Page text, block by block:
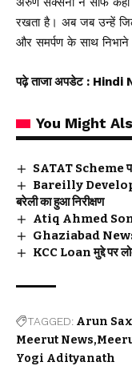
रखता है। अब जब उन्हें जिले
और समर्पण के साथ
पढ़े ताजा अपडेट : Hindi
You Might
SATAT Scheme पर
Bareilly
बरेली का हुआ निरीक्षण
Atiq Ahmed Son
Ghaziabad News में
KCC Loan मुद्दे पर
TAGGED: Arun
Meerut News
Yogi Adityanath